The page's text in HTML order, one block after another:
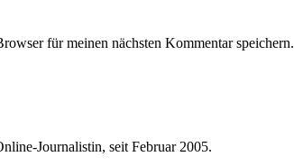
für meinen nächsten Kommentar speichern.
Journalistin, seit Februar 2005.